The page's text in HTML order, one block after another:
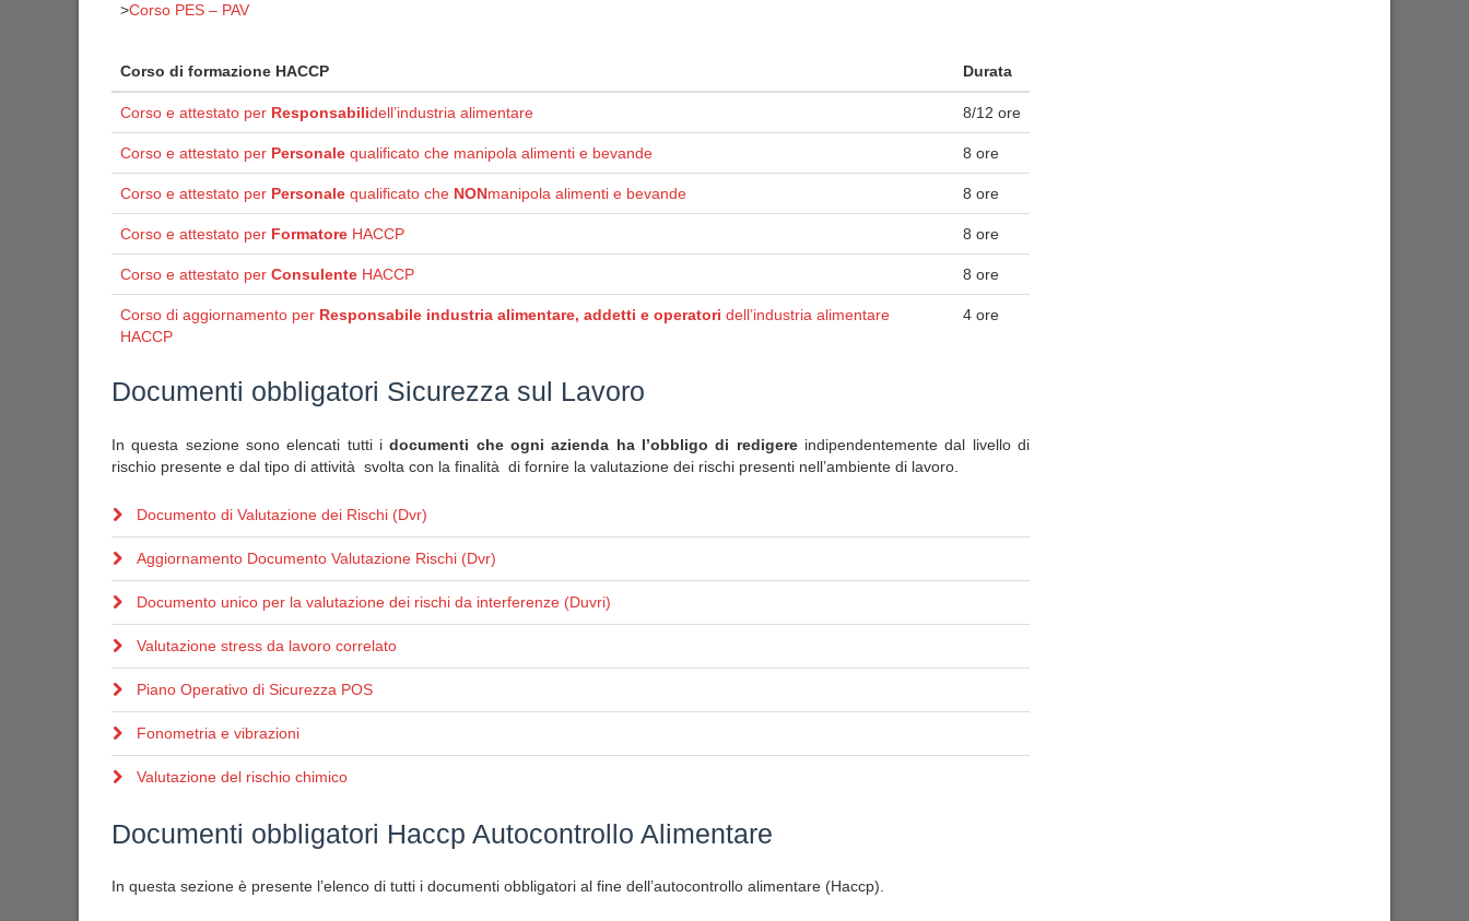
>Corso PES – PAV
Corso di formazione HACCP Durata
Corso e attestato per Responsabilidell’industria alimentare 8/12 ore
Corso e attestato per Personale qualificato che manipola alimenti e bevande 8 ore
Corso e attestato per Personale qualificato che NONmanipola alimenti e bevande 8 ore
Corso e attestato per Formatore HACCP 8 ore
Corso e attestato per Consulente HACCP 8 ore
Corso di aggiornamento per Responsabile industria alimentare, addetti e operatori dell’industria alimentare
HACCP
4 ore
Documenti obbligatori Sicurezza sul Lavoro
In questa sezione sono elencati tutti i documenti che ogni azienda ha l’obbligo di redigereindipendentemente dal livello di
rischio presente e dal tipo di attività svolta con la finalità di fornire la valutazione dei rischi presenti nell’ambiente di lavoro.
Documento di Valutazione dei Rischi (Dvr)
Aggiornamento Documento Valutazione Rischi (Dvr)
Documento unico per la valutazione dei rischi da interferenze (Duvri)
Valutazione stress da lavoro correlato
Piano Operativo di Sicurezza POS
Fonometria e vibrazioni
Valutazione del rischio chimico
Documenti obbligatori Haccp Autocontrollo Alimentare
In questa sezione è presente l’elenco di tutti i documenti obbligatori al fine dell’autocontrollo alimentare (Haccp).